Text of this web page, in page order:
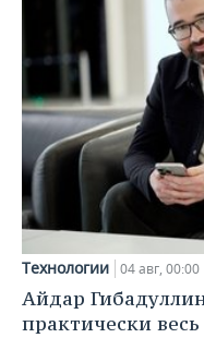
Технологии 04 авг, 00:00
Айдар
практически